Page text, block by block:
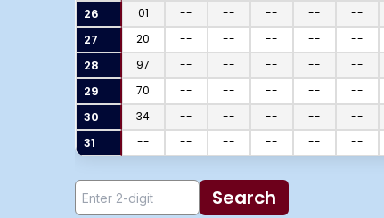
26 01 -- -- -- -- --
27 20 -- -- -- -- --
28 97 -- -- -- -- --
29 70 -- -- -- -- --
30 34 -- -- -- -- --
31 -- -- -- -- -- --
Search